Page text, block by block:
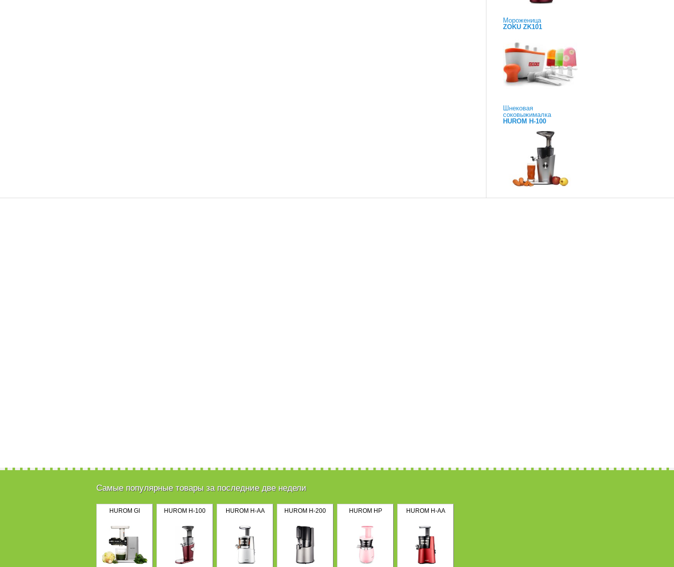
Мороженица
ZOKU ZK101
Шнековая
соковыжималка
HUROM H-100
Самые популярные товары за последние две недели
HUROM GI HUROM H-100 HUROM H-AA HUROM H-200 HUROM HP HUROM H-AA